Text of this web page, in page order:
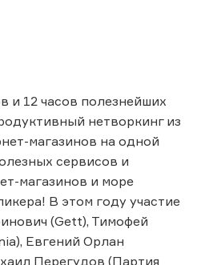
и 12 часов полезнейших
нетворкинг из
магазинов на одной
сервисов и
магазинов и море
В этом году участие
(Gett), Тимофей
Евгений Орлан
Перегудов (Партия